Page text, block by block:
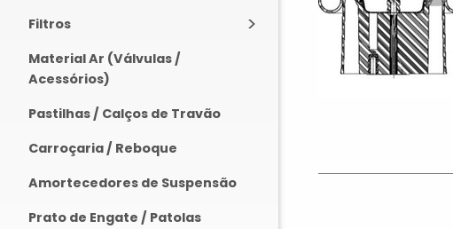
Filtros
Material Ar (Válvulas /
Acessórios)
Pastilhas / Calços de Travão
Carroçaria / Reboque
Amortecedores de Suspensão
Prato de Engate / Patolas